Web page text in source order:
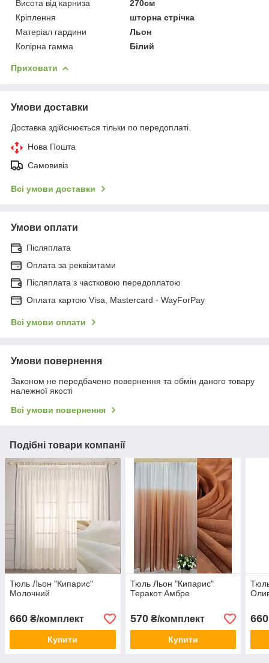
Висота від карниза
270см
Кріплення
шторна стрічка
Матеріал гардини
Льон
Колірна гамма
Білий
Приховати
Умови доставки
Доставка здійснюється тільки по передоплаті.
Нова Пошта
Самовивіз
Всі умови доставки
Умови оплати
Післяплата
Оплата за реквізитами
Післяплата з частковою передоплатою
Оплата картою Visa, Mastercard - WayForPay
Всі умови оплати
Умови повернення
Законом не передбачено повернення та обмін даного товару
належної якості
Всі умови повернення
Подібні товари компанії
Тюль Льон "Кипарис"
Молочний
660 ₴/комплект
Купити
Тюль Льон "Кипарис"
Теракот Амбре
570₴/комплект
Купити
660